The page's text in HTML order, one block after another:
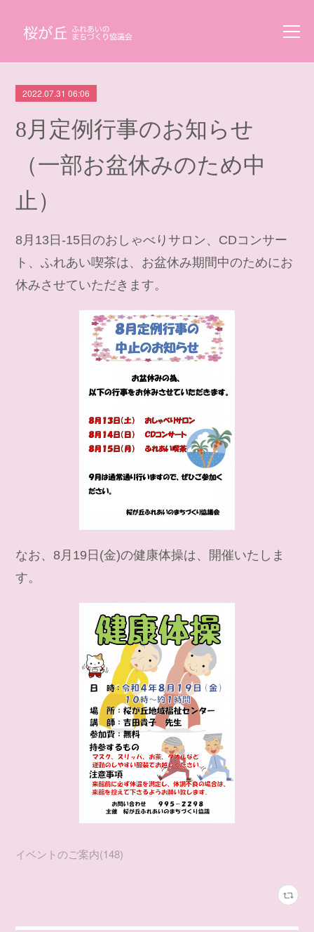
2022.07.31 06:06
8月定例行事のお知らせ
（一部お盆休みのため中
止）
8月13日-15日のおしゃべりサロン、CDコンサー
ト、ふれあい喫茶は、お盆休み期間中のためにお
休みさせていただきます。
なお、8月19日(金)の健康体操は、開催いたしま
す。
イベントのご案内(148)